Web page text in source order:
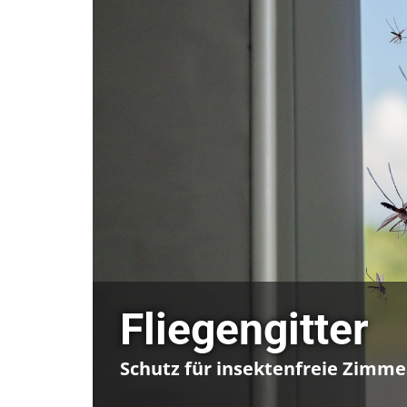
Fliegengitter
Schutz für insektenfreie